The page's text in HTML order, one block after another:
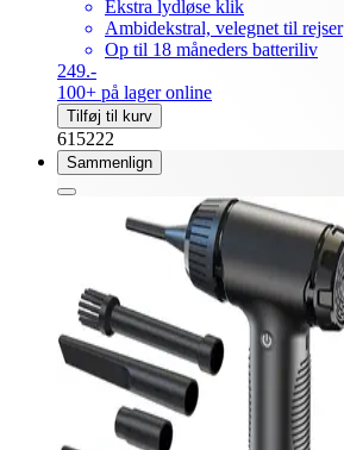
Ekstra lydløse klik
Ambidekstral, velegnet til rejser
Op til 18 måneders batteriliv
249.-
100+ på lager online
Tilføj til kurv
615222
Sammenlign